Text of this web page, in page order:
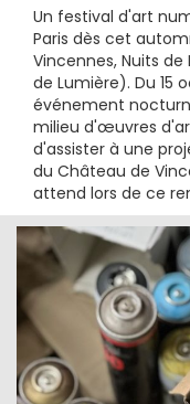
Un festival d'art
Paris dès cet
Vincennes, Nuits
de Lumière). Du 15
événement
milieu d'œuvres
d'assister à une
du Château de
attend lors de ce